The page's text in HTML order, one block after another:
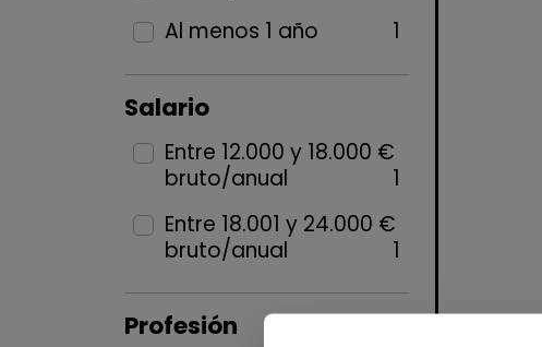
Al menos 1 año
1
Salario
Entre 12.000 y 18.000 €
bruto/anual
1
Entre 18.001 y 24.000 €
bruto/anual
1
Profesión